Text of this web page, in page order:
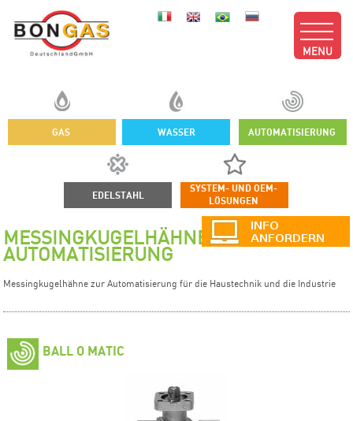
MENU
GAS WASSER AUTOMATISIERUNG
EDELSTAHL
SYSTEM- UND OEM-
LÖSUNGEN
MESSINGKUGELHÄHNE ZUR
AUTOMATISIERUNG
Messingkugelhähne zur Automatisierung für die Haustechnik und die Industrie
BALL O MATIC